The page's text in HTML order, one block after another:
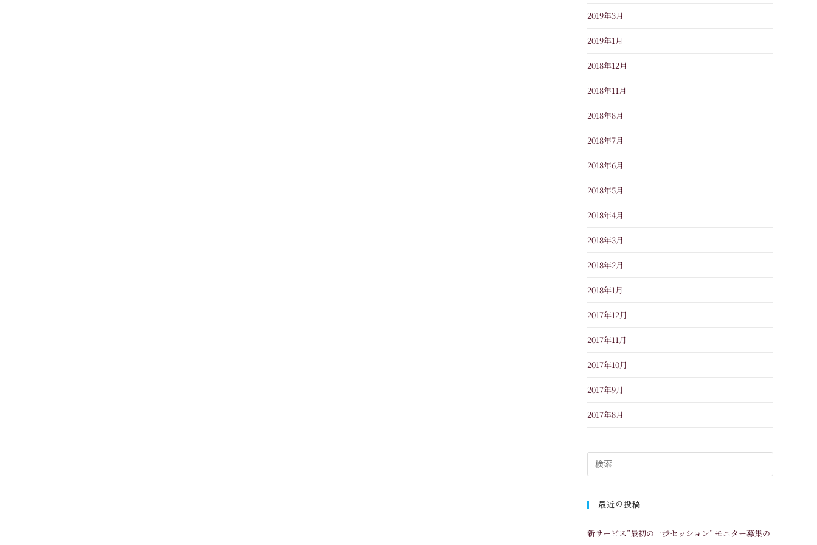
2019年3月
2019年1月
2018年12月
2018年11月
2018年8月
2018年7月
2018年6月
2018年5月
2018年4月
2018年3月
2018年2月
2018年1月
2017年12月
2017年11月
2017年10月
2017年9月
2017年8月
最近の投稿
新サービス”最初の一歩セッション” モニター募集の